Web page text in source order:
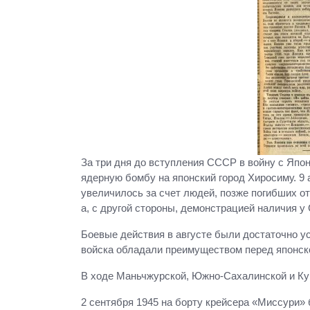
За три дня до вступления СССР в войну с
ядерную бомбу на японский город Хиросиму.
увеличилось за счет людей, позже погибших
а, с другой стороны, демонстрацией
Боевые действия в августе были
войска обладали преимуществом перед
В ходе Маньчжурской, Южно-Сахалинской и
2 сентября 1945 на борту крейсера